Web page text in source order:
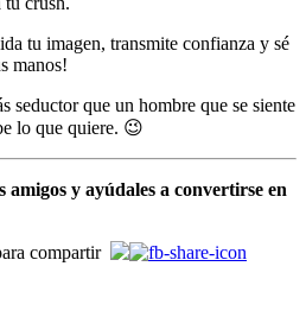
tu imagen, transmite confianza y sé
manos!
seductor que un hombre que se siente
lo que quiere. 😉
amigos y ayúdales a convertirse en
compartir